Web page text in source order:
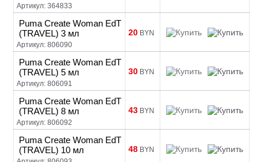
Артикул: 364833
Puma Create Woman EdT
(TRAVEL) 3 мл
Артикул: 806090
20 BYN
Puma Create Woman EdT
(TRAVEL) 5 мл
Артикул: 806091
30 BYN
Puma Create Woman EdT
(TRAVEL) 8 мл
Артикул: 806092
43 BYN
Puma Create Woman EdT
(TRAVEL) 10 мл
48 BYN